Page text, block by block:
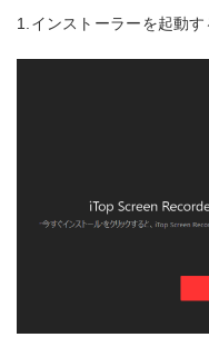
1.インストーラーを起動